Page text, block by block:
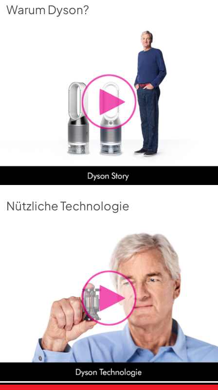
Warum Dyson?
Nützliche Technologie